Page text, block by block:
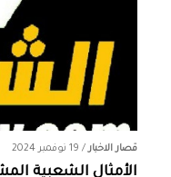
قصار الاخبار/ 19 نوفمبر 2024
الأمثال الشعبية